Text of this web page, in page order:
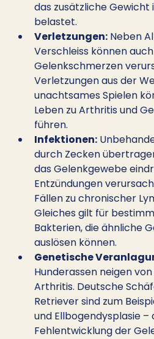
das zusätzliche
belastet.
Verletzungen: Neben
Verschleiss können
Gelenkschmerzen
Verletzungen aus der
unachtsames Spielen
Leben zu Arthritis und
führen.
Infektionen:
durch Zecken
das Gelenkgewebe
Entzündungen
Fällen zu chronischer
Gleiches gilt für
Bakterien, die ähnliche
auslösen können.
Genetische
Hunderassen neigen
Arthritis. Deutsche
Retriever sind zum
und Ellbogendysplasie –
Fehlentwicklung der